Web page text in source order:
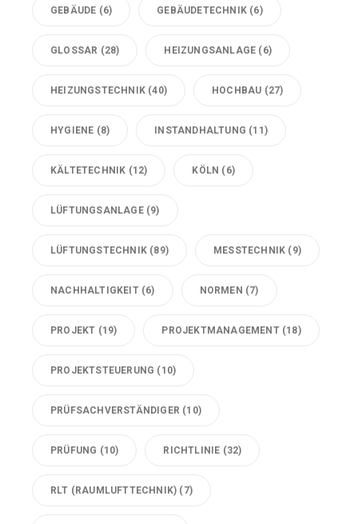
GEBÄUDE (6) GEBÄUDETECHNIK (6)
GLOSSAR (28) HEIZUNGSANLAGE (6)
HEIZUNGSTECHNIK (40) HOCHBAU (27)
HYGIENE (8) INSTANDHALTUNG (11)
KÄLTETECHNIK (12) KÖLN (6)
LÜFTUNGSANLAGE(9)
LÜFTUNGSTECHNIK (89) MESSTECHNIK (9)
NACHHALTIGKEIT(6) NORMEN (7)
PROJEKT (19) PROJEKTMANAGEMENT(18)
PROJEKTSTEUERUNG (10)
PRÜFSACHVERSTÄNDIGER (10)
PRÜFUNG (10) RICHTLINIE (32)
RLT (RAUMLUFTTECHNIK) (7)